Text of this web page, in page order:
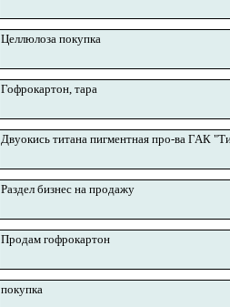
Целлюлоза покупка
Гофрокартон, тара
Двуокись титана пигментная про-ва ГАК
Раздел бизнес на продажу
Продам гофрокартон
покупка